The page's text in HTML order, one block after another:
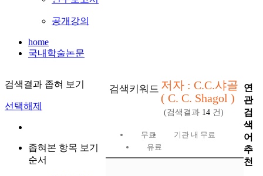
공개강의
home
국내학술논문
검색결과 좁혀 보기
선택해제
좁혀본 항목 보기
순서
검색키워드 저자 : C.C.샤골
( C. C. Shagol )
(검색결과 14 건)
무료
기관 내 무료
유료
연
관
검
색
어
추
천